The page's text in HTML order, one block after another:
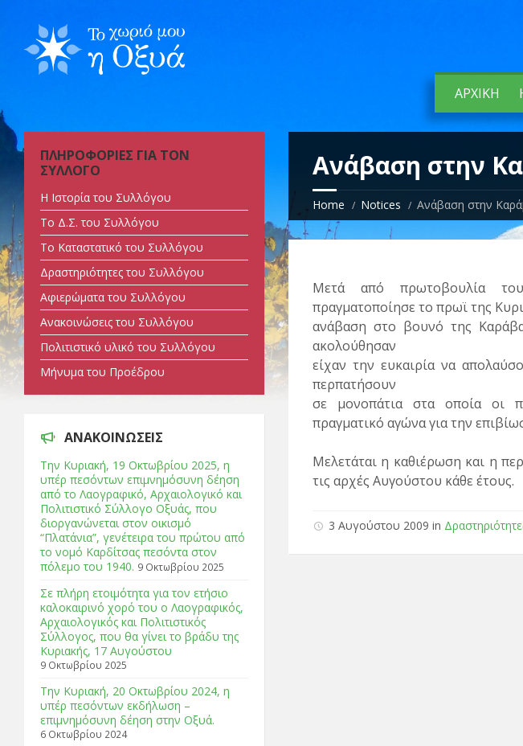
ΑΡΧΙΚΉ
Ανάβαση στην
Home Notices Ανάβαση στην
Μετά από πρωτοβουλία
πραγματοποίησε το πρωϊ της
ανάβαση στο βουνό της
ακολούθησαν
είχαν την ευκαιρία να
περπατήσουν
σε μονοπάτια στα οποία οι
πραγματικό αγώνα για την
Μελετάται η καθιέρωση και η
τις αρχές Αυγούστου κάθε έτους.
3 Αυγούστου 2009 in
ΠΛΗΡΟΦΟΡΙΕΣ ΓΙΑ ΤΟΝ
ΣΥΛΛΟΓΟ
Η Ιστορία του Συλλόγου
Tο Δ.Σ. του Συλλόγου
Tο Καταστατικό του Συλλόγου
Δραστηριότητες του Συλλόγου
Αφιερώματα του Συλλόγου
Ανακοινώσεις του Συλλόγου
Πολιτιστικό υλικό του Συλλόγου
Μήνυμα του Προέδρου
ΑΝΑΚΟΙΝΩΣΕΙΣ
Tην Κυριακή, 19 Οκτωβρίου 2025, η
υπέρ πεσόντων επιμνημόσυνη δέηση
από το Λαογραφικό, Αρχαιολογικό και
Πολιτιστικό Σύλλογο Οξυάς, που
διοργανώνεται στον οικισμό
“Πλατάνια”, γενέτειρα του πρώτου από
το νομό Καρδίτσας πεσόντα στον
πόλεμο του 1940. 9 Οκτωβρίου 2025
Σε πλήρη ετοιμότητα για τον ετήσιο
καλοκαιρινό χορό του ο Λαογραφικός,
Αρχαιολογικός και Πολιτιστικός
Σύλλογος, που θα γίνει το βράδυ της
Κυριακής, 17 Αυγούστου
9 Οκτωβρίου 2025
Tην Κυριακή, 20 Οκτωβρίου 2024, η
υπέρ πεσόντων εκδήλωση –
επιμνημόσυνη δέηση στην Οξυά.
6 Οκτωβρίου 2024